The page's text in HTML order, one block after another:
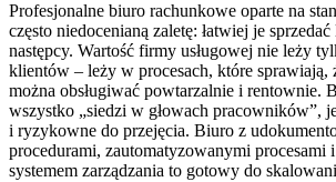
Profesjonalne biuro rachunkowe oparte na
często niedocenianą zaletę: łatwiej je
następcy. Wartość firmy usługowej nie leży
klientów – leży w procesach, które sprawiają,
można obsługiwać powtarzalnie i rentownie.
wszystko „siedzi w głowach pracowników”,
i ryzykowne do przejęcia. Biuro z
procedurami, zautomatyzowanymi procesami
systemem zarządzania to gotowy do